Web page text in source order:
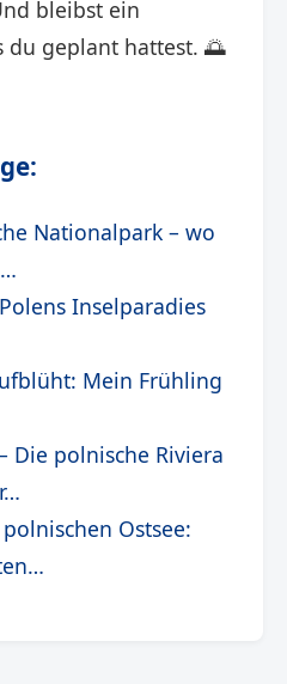
bleibst ein
du geplant hattest. 🌅
Nationalpark – wo
Inselparadies
Mein Frühling
Die polnische Riviera
Ostsee: